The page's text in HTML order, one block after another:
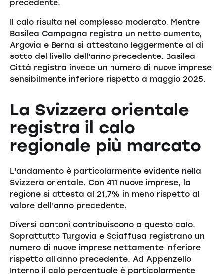
precedente.
Il calo risulta nel complesso moderato. Mentre
Basilea Campagna registra un netto aumento,
Argovia e Berna si attestano leggermente al di
sotto del livello dell'anno precedente. Basilea
Città registra invece un numero di nuove imprese
sensibilmente inferiore rispetto a maggio 2025.
La Svizzera orientale
registra il calo
regionale più marcato
L'andamento è particolarmente evidente nella
Svizzera orientale. Con 411 nuove imprese, la
regione si attesta al 21,7% in meno rispetto al
valore dell'anno precedente.
Diversi cantoni contribuiscono a questo calo.
Soprattutto Turgovia e Sciaffusa registrano un
numero di nuove imprese nettamente inferiore
rispetto all'anno precedente. Ad Appenzello
Interno il calo percentuale è particolarmente